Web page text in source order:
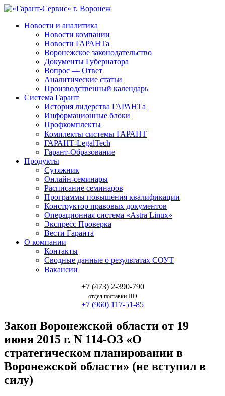
Новости и аналитика
Новости компании
Новости ГАРАНТа
Воронежское законодательство
Документы Губернатора
Вопрос — Ответ
Аналитические статьи
Производственный календарь
Система Гарант
История лидерства ГАРАНТа
Информационные блоки
Профкомплекты
Комплекты системы ГАРАНТ
ГАРАНТ-LegalTech
Гарант-Образование
Продукты
Сутяжник
Онлайн-семинары
Расписание семинаров
Программы повышения квалификации
Конструктор правовых документов
Операционная система «Astra Linux»
Экспресс Проверка
Вести Гаранта
О компании
Контакты
Сводные данные о результатах СОУТ
Вакансии
+7 (473) 2-390-790
отдел поставки ПО
+7 (960) 117-51-85
Закон Воронежской области от 19
июня 2015 г. N 114-ОЗ «О
стратегическом планировании в
Воронежской области» (не вступил в
силу)